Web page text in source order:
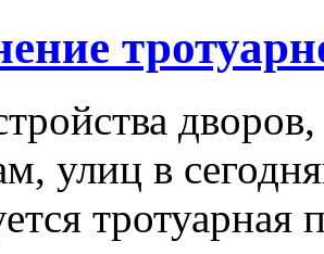
улиц в
тротуарная